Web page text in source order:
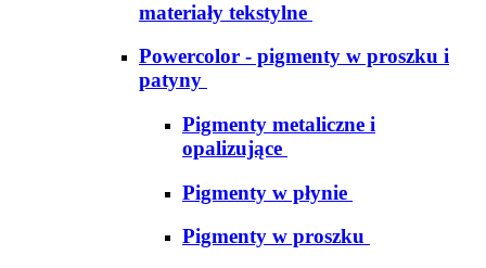
materiały tekstylne
Powercolor - pigmenty w proszku i
patyny
Pigmenty metaliczne i
opalizujące
Pigmenty w płynie
Pigmenty w proszku